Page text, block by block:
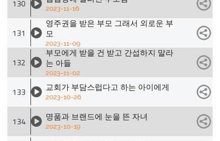
130 2023-11-16
131
영주권을 받은 부모 그래서 외로운 부
모
2023-11-09
132
부모에게 받을 건 받고 간섭하지 말라
는 아들
2023-11-02
133 교회가 부담스럽다고 하는 아이에게
2023-10-26
134 명품과 브랜드에 눈을 뜬 자녀
2023-10-19